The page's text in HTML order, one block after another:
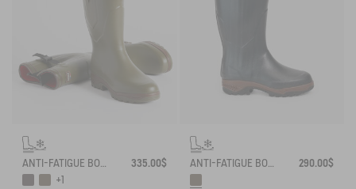
335.00$
+1
290.00$